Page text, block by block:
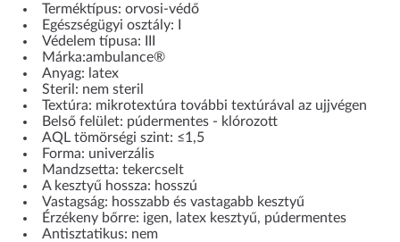
Terméktípus: orvosi-védő
Egészségügyi osztály: I
Védelem típusa: III
Márka:ambulance®
Anyag: latex
Steril: nem steril
Textúra: mikrotextúra további textúrával az ujjvégen
Belső felület: púdermentes - klórozott
AQL tömörségi szint: ≤1,5
Forma: univerzális
Mandzsetta: tekercselt
A kesztyű hossza: hosszú
Vastagság: hosszabb és vastagabb kesztyű
Érzékeny bőrre: igen, latex kesztyű, púdermentes
Antisztatikus: nem